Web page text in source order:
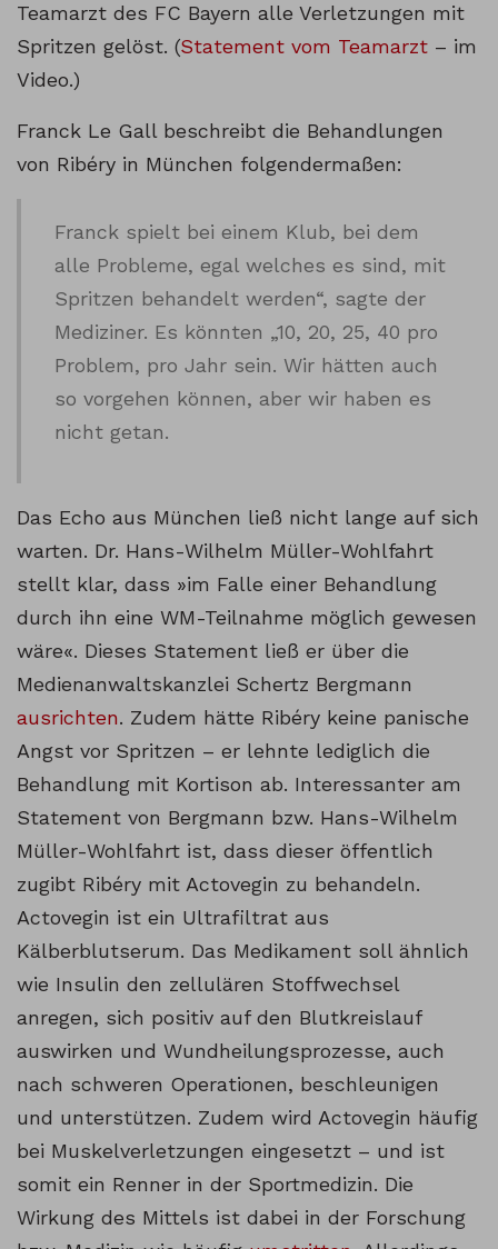
Teamarzt des FC Bayern alle Verletzungen mit
Spritzen gelöst. (Statement vom Teamarzt – im
Video.)
Franck Le Gall beschreibt die Behandlungen
von Ribéry in München folgendermaßen:
Franck spielt bei einem Klub, bei dem
alle Probleme, egal welches es sind, mit
Spritzen behandelt werden“, sagte der
Mediziner. Es könnten „10, 20, 25, 40 pro
Problem, pro Jahr sein. Wir hätten auch
so vorgehen können, aber wir haben es
nicht getan.
Das Echo aus München ließ nicht lange auf sich
warten. Dr. Hans-Wilhelm Müller-Wohlfahrt
stellt klar, dass »im Falle einer Behandlung
durch ihn eine WM-Teilnahme möglich gewesen
wäre«. Dieses Statement ließ er über die
Medienanwaltskanzlei Schertz Bergmann
ausrichten. Zudem hätte Ribéry keine panische
Angst vor Spritzen – er lehnte lediglich die
Behandlung mit Kortison ab. Interessanter am
Statement von Bergmann bzw. Hans-Wilhelm
Müller-Wohlfahrt ist, dass dieser öffentlich
zugibt Ribéry mit Actovegin zu behandeln.
Actovegin ist ein Ultrafiltrat aus
Kälberblutserum. Das Medikament soll ähnlich
wie Insulin den zellulären Stoffwechsel
anregen, sich positiv auf den Blutkreislauf
auswirken und Wundheilungsprozesse, auch
nach schweren Operationen, beschleunigen
und unterstützen. Zudem wird Actovegin häufig
bei Muskelverletzungen eingesetzt – und ist
somit ein Renner in der Sportmedizin. Die
Wirkung des Mittels ist dabei in der Forschung